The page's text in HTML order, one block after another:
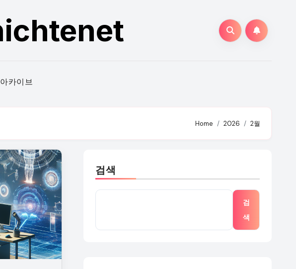
카이브
Home 2026 2월
검색
검
색